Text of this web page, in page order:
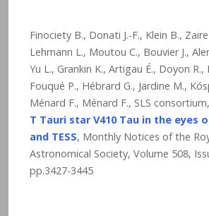
Finociety B., Donati J.-F., Klein B.,
Lehmann L., Moutou C., Bouvier J.,
Yu L., Grankin K., Artigau É., Doyon R.,
Fouqué P., Hébrard G., Jardine M.,
Ménard F., Ménard F., SLS
T Tauri star V410 Tau in the eyes
and TESS, Monthly Notices of the
Astronomical Society, Volume 508,
pp.3427-3445